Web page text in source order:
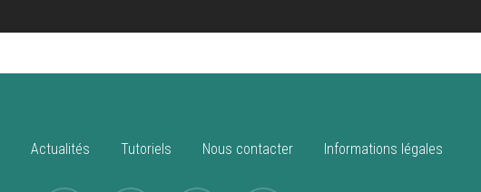
Actualités Tutoriels Nous contacter Informations légales